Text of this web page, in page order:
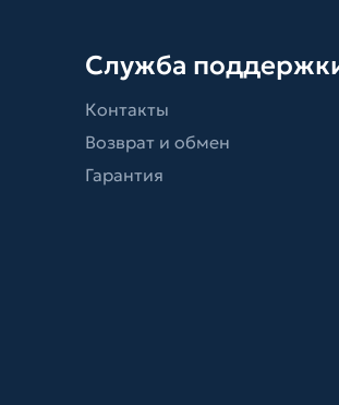
Служба
Контакты
Возврат и обмен
Гарантия